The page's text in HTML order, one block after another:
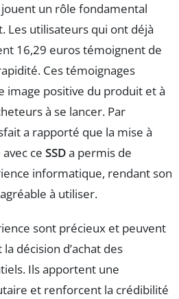
un rôle fondamental
Les utilisateurs qui ont déjà
16,29 euros témoignent de
Ces témoignages
image positive du produit et à
à se lancer. Par
a rapporté que la mise à
ce SSDa permis de
informatique, rendant son
à utiliser.
sont précieux et peuvent
décision d’achat des
Ils apportent une
et renforcent la crédibilité